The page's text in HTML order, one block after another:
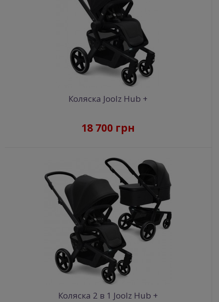
Коляска Joolz Hub +
18 700 грн
Коляска 2 в 1 Joolz Hub +